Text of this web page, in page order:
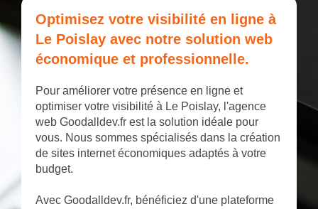
Optimisez votre visibilité en ligne à
Le Poislay avec notre solution web
économique et professionnelle.
Pour améliorer votre présence en ligne et
optimiser votre visibilité à Le Poislay, l'agence
web Goodalldev.fr est la solution idéale pour
vous. Nous sommes spécialisés dans la création
de sites internet économiques adaptés à votre
budget.
Avec Goodalldev.fr, bénéficiez d'une plateforme